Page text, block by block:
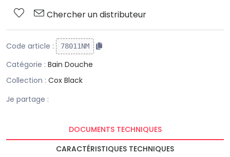
Chercher un distributeur
Code article : 78011NM
Catégorie : Bain Douche
Collection : Cox Black
Je partage :
DOCUMENTS TECHNIQUES
CARACTÉRISTIQUES TECHNIQUES